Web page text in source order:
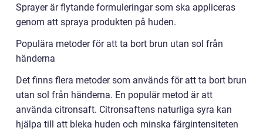
Sprayer är flytande formuleringar som ska appliceras
genom att spraya produkten på huden.
Populära metoder för att ta bort brun utan sol från
händerna
Det finns flera metoder som används för att ta bort brun
utan sol från händerna. En populär metod är att
använda citronsaft. Citronsaftens naturliga syra kan
hjälpa till att bleka huden och minska färgintensiteten